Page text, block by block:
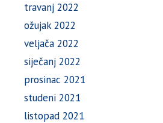
travanj 2022
ožujak 2022
veljača 2022
siječanj 2022
prosinac 2021
studeni 2021
listopad 2021